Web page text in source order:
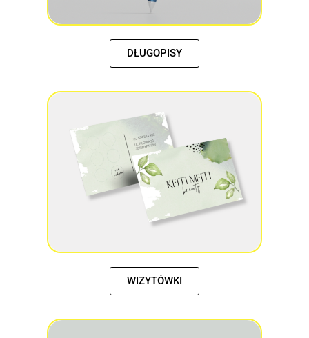
DŁUGOPISY
WIZYTÓWKI